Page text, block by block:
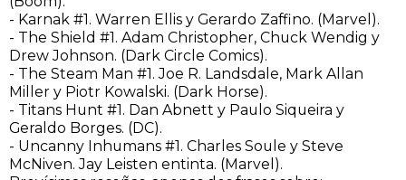
- Karnak #1. Warren Ellis y Gerardo Zaffino. (Marvel).
- The Shield #1. Adam Christopher, Chuck Wendig y
Drew Johnson. (Dark Circle Comics).
- The Steam Man #1. Joe R. Landsdale, Mark Allan
Miller y Piotr Kowalski. (Dark Horse).
- Titans Hunt #1. Dan Abnett y Paulo Siqueira y
Geraldo Borges. (DC).
- Uncanny Inhumans #1. Charles Soule y Steve
McNiven. Jay Leisten entinta. (Marvel).